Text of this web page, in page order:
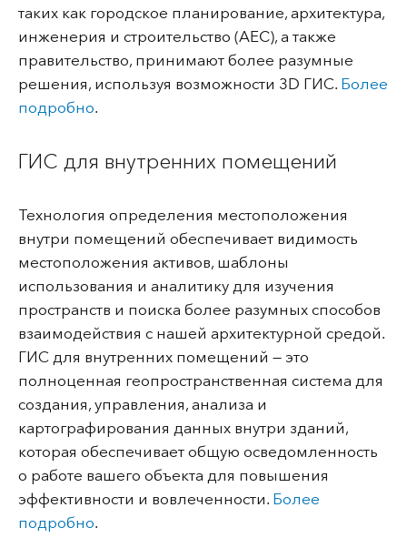
таких как городское планирование, архитектура,
инженерия и строительство (AEC), а также
правительство, принимают более разумные
решения, используя возможности 3D ГИС. Более
подробно.
ГИС для внутренних помещений
Технология определения местоположения
внутри помещений обеспечивает видимость
местоположения активов, шаблоны
использования и аналитику для изучения
пространств и поиска более разумных способов
взаимодействия с нашей архитектурной средой.
ГИС для внутренних помещений — это
полноценная геопространственная система для
создания, управления, анализа и
картографирования данных внутри зданий,
которая обеспечивает общую осведомленность
о работе вашего объекта для повышения
эффективности и вовлеченности. Более
подробно.